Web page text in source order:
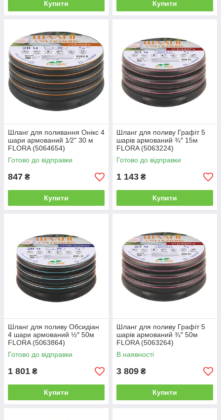
Купити Купити
Шланг для поливання Онікс 4
шари армований 1⁄2" 30 м
FLORA (5064654)
Готово до відправки
847 ₴
Купити
Шланг для поливу Графіт 5
шарів армований ¾″ 15м
FLORA (5063224)
Готово до відправки
1 143 ₴
Купити
Шланг для поливу Обсидіан
4 шари армований ½″ 50м
FLORA (5063864)
Готово до відправки
1 801 ₴
Купити
Шланг для поливу Графіт 5
шарів армований ¾″ 50м
FLORA (5063264)
В наявності
3 809 ₴
Купити